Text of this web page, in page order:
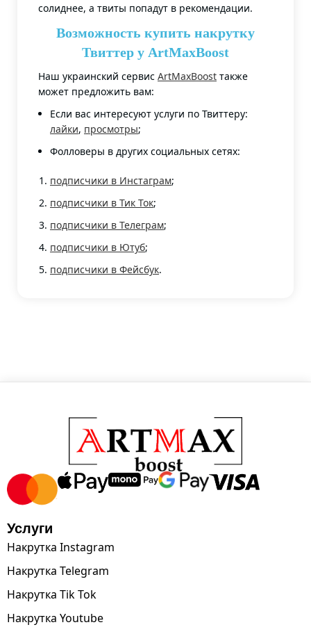
солиднее, а твиты попадут в рекомендации.
Возможность купить накрутку
Твиттер у ArtMaxBoost
Наш украинский сервис ArtMaxBoost также
может предложить вам:
Если вас интересуют услуги по Твиттеру:
лайки, просмотры;
Фолловеры в других социальных сетях:
подписчики в Инстаграм;
подписчики в Тик Ток;
подписчики в Телеграм;
подписчики в Ютуб;
подписчики в Фейсбук.
Услуги
Накрутка Instagram
Накрутка Telegram
Накрутка Tik Tok
Накрутка Youtube